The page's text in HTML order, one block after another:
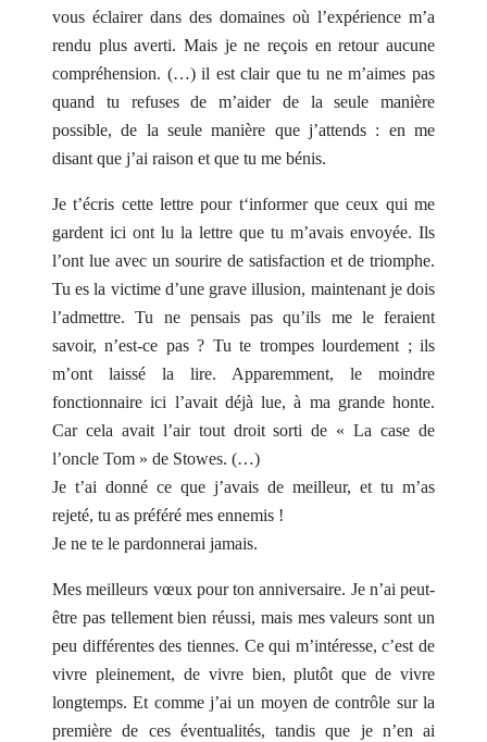
vous éclairer dans des domaines où l’expérience m’a
rendu plus averti. Mais je ne reçois en retour aucune
compréhension. (…) il est clair que tu ne m’aimes pas
quand tu refuses de m’aider de la seule manière
possible, de la seule manière que j’attends : en me
disant que j’ai raison et que tu me bénis.
Je t’écris cette lettre pour t‘informer que ceux qui me
gardent ici ont lu la lettre que tu m’avais envoyée. Ils
l’ont lue avec un sourire de satisfaction et de triomphe.
Tu es la victime d’une grave illusion, maintenant je dois
l’admettre. Tu ne pensais pas qu’ils me le feraient
savoir, n’est-ce pas ? Tu te trompes lourdement ; ils
m’ont laissé la lire. Apparemment, le moindre
fonctionnaire ici l’avait déjà lue, à ma grande honte.
Car cela avait l’air tout droit sorti de « La case de
l’oncle Tom » de Stowes. (…)
Je t’ai donné ce que j’avais de meilleur, et tu m’as
rejeté, tu as préféré mes ennemis !
Je ne te le pardonnerai jamais.
Mes meilleurs vœux pour ton anniversaire. Je n’ai peut-
être pas tellement bien réussi, mais mes valeurs sont un
peu différentes des tiennes. Ce qui m’intéresse, c’est de
vivre pleinement, de vivre bien, plutôt que de vivre
longtemps. Et comme j’ai un moyen de contrôle sur la
première de ces éventualités, tandis que je n’en ai